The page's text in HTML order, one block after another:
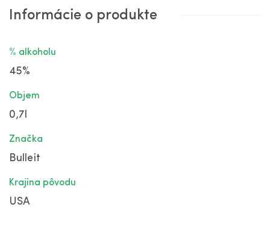
Informácie o produkte
% alkoholu
45%
Objem
0,7l
Značka
Bulleit
Krajina pôvodu
USA